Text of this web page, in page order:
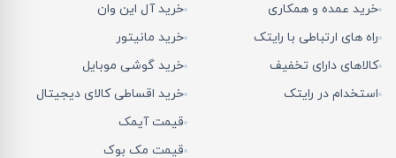
خرید عمده و همکاری
راه های ارتباطی با رایتک
کالاهای دارای تخفیف
استخدام در رایتک
خرید آل این وان
خرید مانیتور
خرید گوشی موبایل
خرید اقساطی کالای دیجیتال
قیمت آیمک
قیمت مک بوک